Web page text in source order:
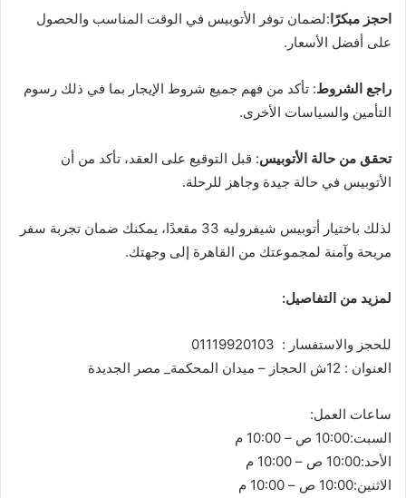
احجز مبكرًا:لضمان توفر الأتوبيس في الوقت المناسب والحصول
على أفضل الأسعار.
راجع الشروط: تأكد من فهم جميع شروط الإيجار بما في ذلك رسوم
التأمين والسياسات الأخرى.
تحقق من حالة الأتوبيس: قبل التوقيع على العقد، تأكد من أن
الأتوبيس في حالة جيدة وجاهز للرحلة.
لذلك باختيار أتوبيس شيفروليه 33 مقعدًا، يمكنك ضمان تجربة سفر
مريحة وآمنة لمجموعتك من القاهرة إلى وجهتك.
لمزيد من التفاصيل:
للحجز والاستفسار : 01119920103
العنوان : 12ش الحجاز – ميدان المحكمة_ مصر الجديدة
ساعات العمل:
السبت:10:00 ص – 10:00 م
الأحد:10:00 ص – 10:00 م
الاثنين:10:00 ص – 10:00 م